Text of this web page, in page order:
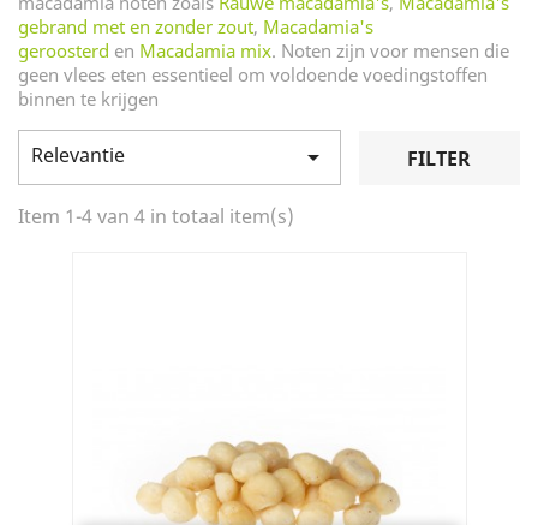
gebrand met en zonder zout, Macadamia's
geroosterd en Macadamia mix. Noten zijn voor mensen die
geen vlees eten essentieel om voldoende voedingstoffen
binnen te krijgen
Relevantie  FILTER
Item 1-4 van 4 in totaal item(s)